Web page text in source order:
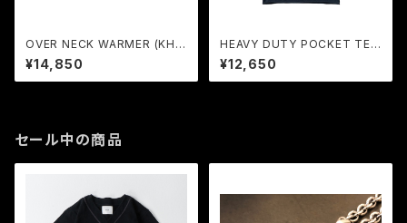
OVER NECK WARMER (KHA
KI GREEN) / GERUGA
¥14,850
HEAVY DUTY POCKET TEE
< PRODUCT DYEING > (BL
ACK) / GERUGA
¥12,650
セール中の商品